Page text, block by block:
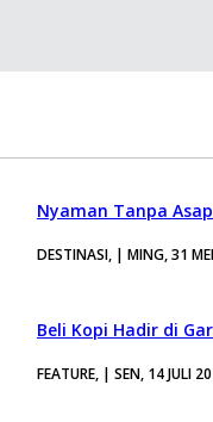
Nyaman Tanpa
DESTINASI, | MING, 31
Beli Kopi Hadir di
FEATURE, | SEN, 14 JULI